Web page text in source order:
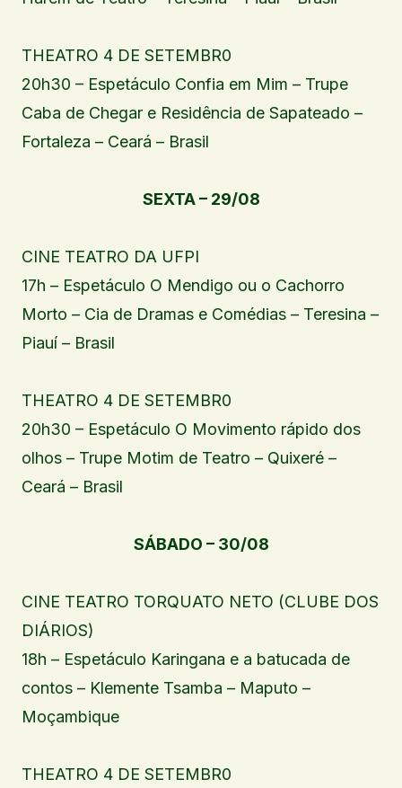
THEATRO 4 DE SETEMBR0
20h30 – Espetáculo Confia em Mim – Trupe
Caba de Chegar e Residência de Sapateado –
Fortaleza – Ceará – Brasil
SEXTA – 29/08
CINE TEATRO DA UFPI
17h – Espetáculo O Mendigo ou o Cachorro
Morto – Cia de Dramas e Comédias – Teresina –
Piauí – Brasil
THEATRO 4 DE SETEMBR0
20h30 – Espetáculo O Movimento rápido dos
olhos – Trupe Motim de Teatro – Quixeré –
Ceará – Brasil
SÁBADO – 30/08
CINE TEATRO TORQUATO NETO (CLUBE DOS
DIÁRIOS)
18h – Espetáculo Karingana e a batucada de
contos – Klemente Tsamba – Maputo –
Moçambique
THEATRO 4 DE SETEMBR0